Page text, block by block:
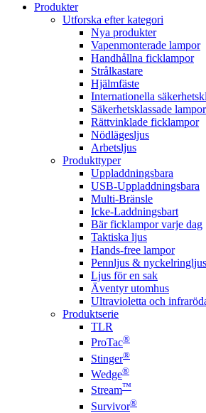
Produkter
Utforska efter kategori
Nya produkter
Vapenmonterade lampor
Handhållna ficklampor
Strålkastare
Hjälmfäste
Internationella
Säkerhetsklassade lampor
Rättvinklade ficklampor
Nödlägesljus
Arbetsljus
Produkttyper
Uppladdningsbara
USB-Uppladdningsbara
Multi-Bränsle
Icke-Laddningsbart
Bär ficklampor varje dag
Taktiska ljus
Hands-free lampor
Pennljus & nyckelringljus
Ljus för en sak
Äventyr utomhus
Ultravioletta och
Produktserie
TLR
ProTac®
Stinger®
Wedge®
Stream™
Survivor®